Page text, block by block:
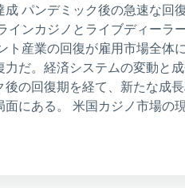
パンデミック後の急速な
インカジノとライブディー
ト産業の回復が雇用市場全
力だ。経済システムの変動と
後の回復期を経て、新たな成
面にある。 米国カジノ市場の